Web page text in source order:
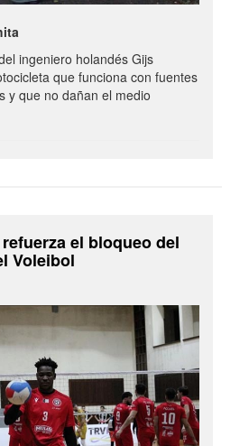
ingeniero holandés Gijs
que funciona con fuentes
y que no dañan el medio
el bloqueo del
Voleibol